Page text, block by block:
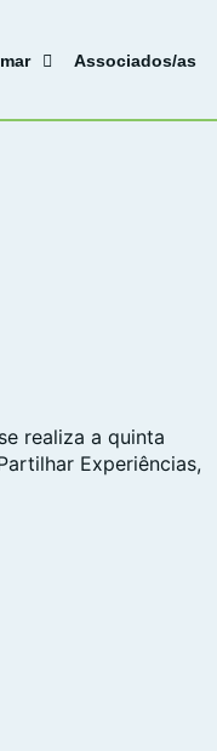
Associados/as
realiza a quinta
Experiências,